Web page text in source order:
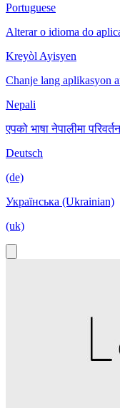
Portuguese
Alterar o idioma do
Kreyòl Ayisyen
Chanje lang aplikasyon
Nepali
एपको भाषा नेपालीमा
Deutsch
(de)
Українська (Ukrainian)
(uk)